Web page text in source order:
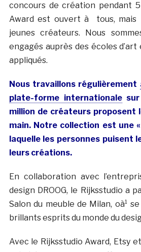
concours de création pendant
Award est ouvert à tous,
jeunes créateurs. Nous
engagés auprès des écoles
appliqués.
Nous travaillons régulièrement
plate-forme internationalesur
million de créateurs
main. Notre collection est une
laquelle les personnes puisent
leurs créations.
En collaboration avec
design DROOG, le Rijksstudio a
Salon du meuble de Milan, oà¹
brillants esprits du monde du
Avec le Rijksstudio Award, Etsy